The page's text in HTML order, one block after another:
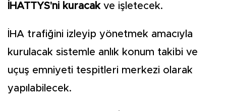
İHATTYS'ni kuracakve işletecek.
İHA trafiğini izleyip yönetmek amacıyla
kurulacak sistemle anlık konum takibi ve
uçuş emniyeti tespitleri merkezi olarak
yapılabilecek.